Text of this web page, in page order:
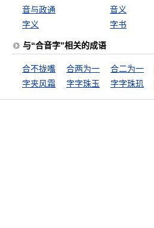
音与政通
音义
字义
字书
与“合音字”相关的成语
合不拢嘴 合两为一 合二为一
字夹风霜
字字珠玉 字字珠玑